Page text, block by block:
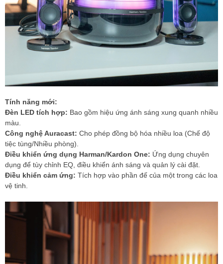
Tính năng mới:
Đèn LED tích hợp: Bao gồm hiệu ứng ánh sáng xung quanh nhiều
màu.
Công nghệ Auracast: Cho phép đồng bộ hóa nhiều loa (Chế độ
tiệc tùng/Nhiều phòng).
Điều khiển ứng dụng Harman/Kardon One: Ứng dụng chuyên
dụng để tùy chỉnh EQ, điều khiển ánh sáng và quản lý cài đặt.
Điều khiển cảm ứng: Tích hợp vào phần đế của một trong các loa
vệ tinh.